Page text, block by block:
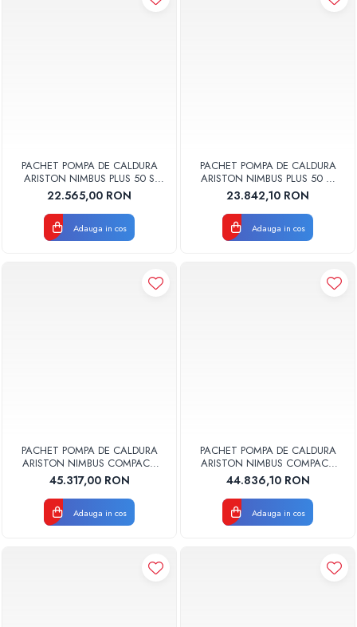
PACHET POMPA DE CALDURA
ARISTON NIMBUS PLUS 50 S
NET MONOFAZAT 3301887
22.565,00 RON
Adauga in cos
PACHET POMPA DE CALDURA
ARISTON NIMBUS PLUS 50 M
NET MONOFAZAT 3301847
23.842,10 RON
Adauga in cos
PACHET POMPA DE CALDURA
ARISTON NIMBUS COMPACT
150 S-T NET TRIFAZAT 3302232
45.317,00 RON
Adauga in cos
PACHET POMPA DE CALDURA
ARISTON NIMBUS COMPACT
150 S NET MONOFAZAT
3302230
44.836,10 RON
Adauga in cos